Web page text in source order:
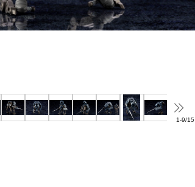
1-9/15